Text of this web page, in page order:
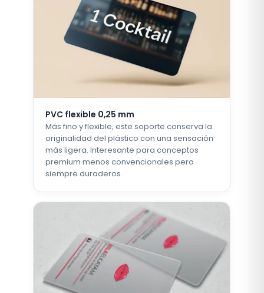
PVC flexible 0,25 mm
Más fino y flexible, este soporte conserva la
originalidad del plástico con una sensación
más ligera. Interesante para conceptos
premium menos convencionales pero
siempre duraderos.